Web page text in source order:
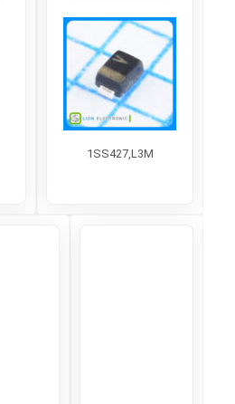
1SS427,L3M